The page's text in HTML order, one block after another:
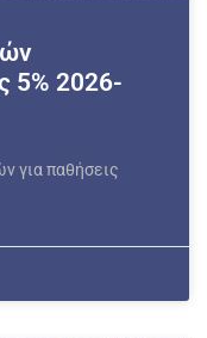
5% 2026-
για παθήσεις